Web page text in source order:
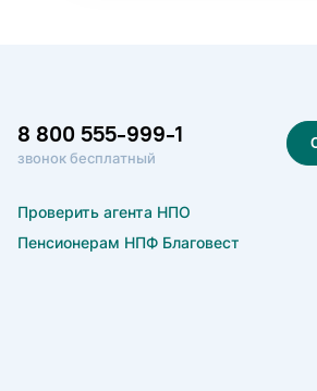
8 800 555-999-1
звонок бесплатный
Проверить агента НПО
Пенсионерам НПФ Благовест